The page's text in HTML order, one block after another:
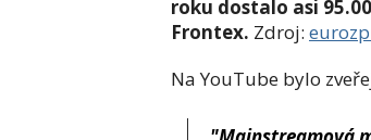
roku dostalo asi
Frontex. Zdroj:
Na YouTube bylo